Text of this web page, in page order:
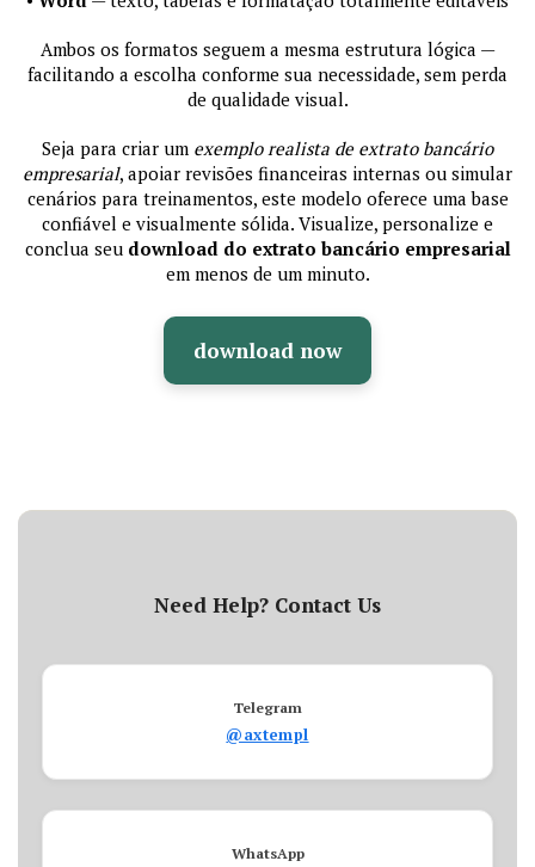
Ambos os formatos seguem a mesma estrutura lógica —
facilitando a escolha conforme sua necessidade, sem perda
de qualidade visual.
Seja para criar um exemplo realista de extrato bancário
empresarial, apoiar revisões financeiras internas ou simular
cenários para treinamentos, este modelo oferece uma base
confiável e visualmente sólida. Visualize, personalize e
conclua seu download do extrato bancário empresarial
em menos de um minuto.
download now
Need Help? Contact Us
Telegram
@axtempl
WhatsApp